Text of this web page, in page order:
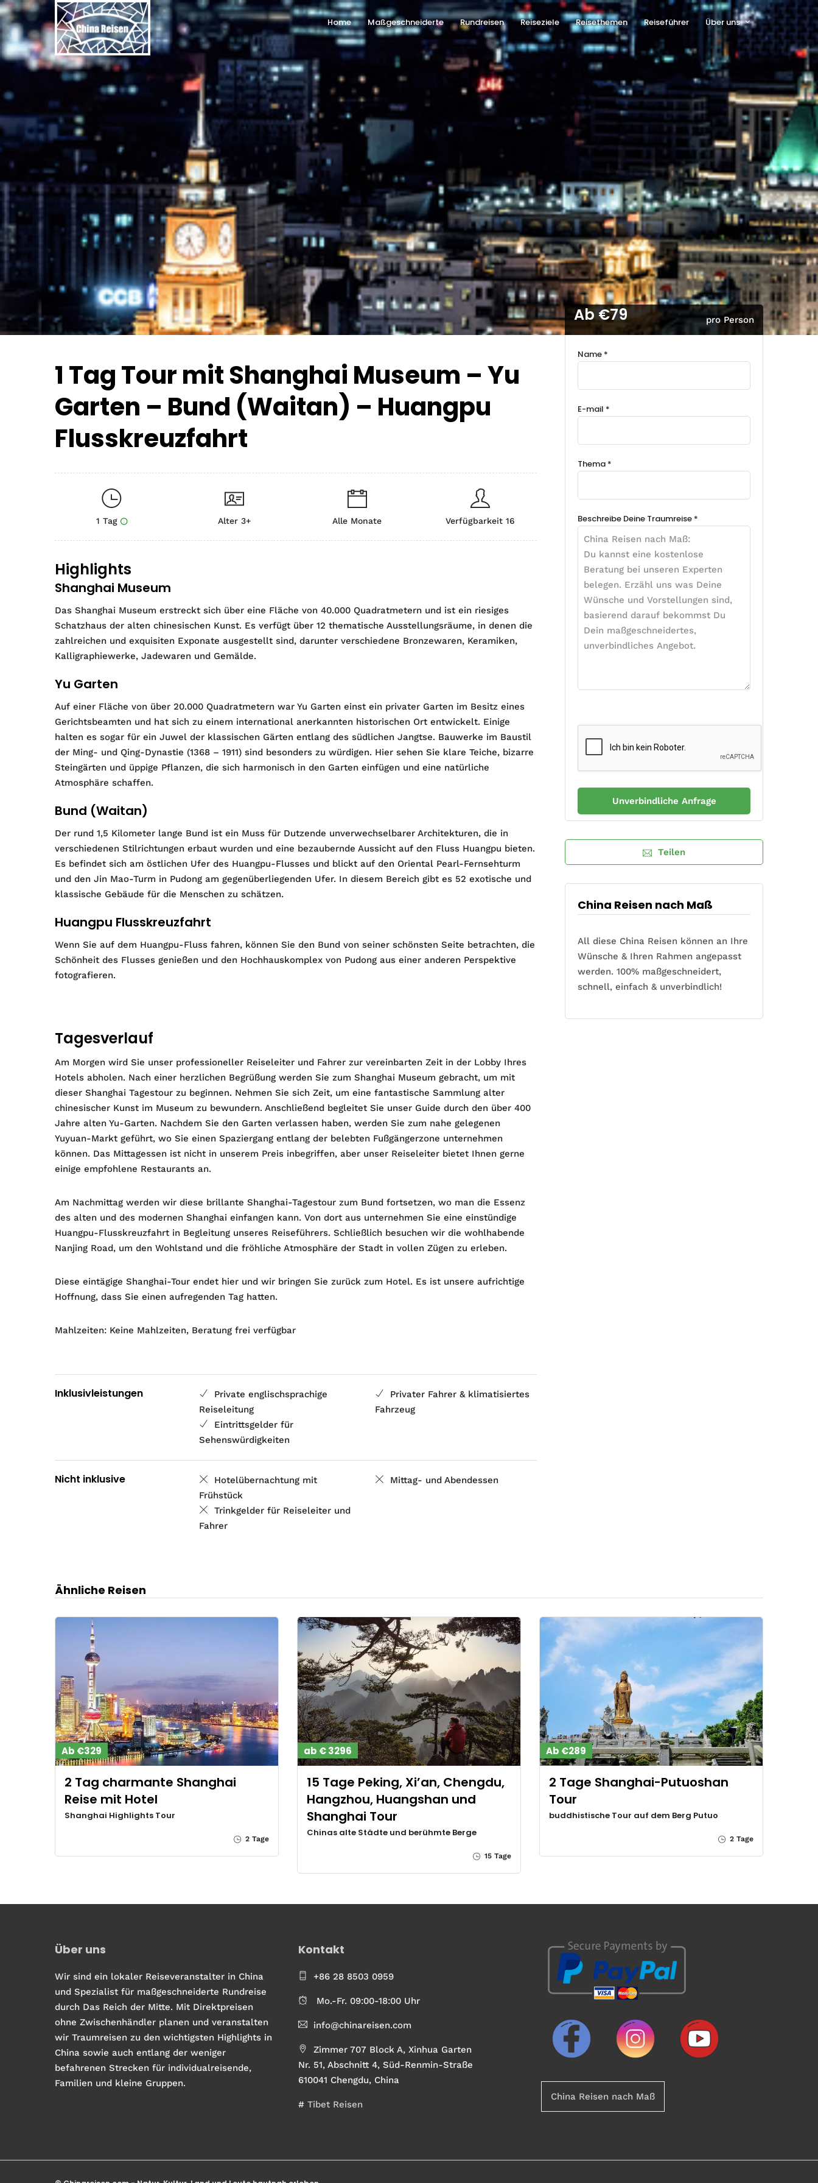
Home Maßgeschneiderte Rundreisen Reiseziele Reisethemen Reiseführer Über uns
Ab €79 pro Person
Name *
E-mail *
Thema *
Beschreibe Deine Traumreise *
Teilen
China Reisen nach Maß
All diese China Reisen können an Ihre
Wünsche & Ihren Rahmen angepasst
werden. 100% maßgeschneidert,
schnell, einfach & unverbindlich!
1 Tag Tour mit Shanghai Museum – Yu
Garten – Bund (Waitan) – Huangpu
Flusskreuzfahrt
1 Tag Alter 3+ Alle Monate Verfügbarkeit 16
Highlights
Shanghai Museum
Das Shanghai Museum erstreckt sich über eine Fläche von 40.000 Quadratmetern und ist ein riesiges
Schatzhaus der alten chinesischen Kunst. Es verfügt über 12 thematische Ausstellungsräume, in denen die
zahlreichen und exquisiten Exponate ausgestellt sind, darunter verschiedene Bronzewaren, Keramiken,
Kalligraphiewerke, Jadewaren und Gemälde.
Yu Garten
Auf einer Fläche von über 20.000 Quadratmetern war Yu Garten einst ein privater Garten im Besitz eines
Gerichtsbeamten und hat sich zu einem international anerkannten historischen Ort entwickelt. Einige
halten es sogar für ein Juwel der klassischen Gärten entlang des südlichen Jangtse. Bauwerke im Baustil
der Ming- und Qing-Dynastie (1368 – 1911) sind besonders zu würdigen. Hier sehen Sie klare Teiche, bizarre
Steingärten und üppige Pflanzen, die sich harmonisch in den Garten einfügen und eine natürliche
Atmosphäre schaffen.
Bund (Waitan)
Der rund 1,5 Kilometer lange Bund ist ein Muss für Dutzende unverwechselbarer Architekturen, die in
verschiedenen Stilrichtungen erbaut wurden und eine bezaubernde Aussicht auf den Fluss Huangpu bieten.
Es befindet sich am östlichen Ufer des Huangpu-Flusses und blickt auf den Oriental Pearl-Fernsehturm
und den Jin Mao-Turm in Pudong am gegenüberliegenden Ufer. In diesem Bereich gibt es 52 exotische und
klassische Gebäude für die Menschen zu schätzen.
Huangpu Flusskreuzfahrt
Wenn Sie auf dem Huangpu-Fluss fahren, können Sie den Bund von seiner schönsten Seite betrachten, die
Schönheit des Flusses genießen und den Hochhauskomplex von Pudong aus einer anderen Perspektive
fotografieren.
Tagesverlauf
Am Morgen wird Sie unser professioneller Reiseleiter und Fahrer zur vereinbarten Zeit in der Lobby Ihres
Hotels abholen. Nach einer herzlichen Begrüßung werden Sie zum Shanghai Museum gebracht, um mit
dieser Shanghai Tagestour zu beginnen. Nehmen Sie sich Zeit, um eine fantastische Sammlung alter
chinesischer Kunst im Museum zu bewundern. Anschließend begleitet Sie unser Guide durch den über 400
Jahre alten Yu-Garten. Nachdem Sie den Garten verlassen haben, werden Sie zum nahe gelegenen
Yuyuan-Markt geführt, wo Sie einen Spaziergang entlang der belebten Fußgängerzone unternehmen
können. Das Mittagessen ist nicht in unserem Preis inbegriffen, aber unser Reiseleiter bietet Ihnen gerne
einige empfohlene Restaurants an.
Am Nachmittag werden wir diese brillante Shanghai-Tagestour zum Bund fortsetzen, wo man die Essenz
des alten und des modernen Shanghai einfangen kann. Von dort aus unternehmen Sie eine einstündige
Huangpu-Flusskreuzfahrt in Begleitung unseres Reiseführers. Schließlich besuchen wir die wohlhabende
Nanjing Road, um den Wohlstand und die fröhliche Atmosphäre der Stadt in vollen Zügen zu erleben.
Diese eintägige Shanghai-Tour endet hier und wir bringen Sie zurück zum Hotel. Es ist unsere aufrichtige
Hoffnung, dass Sie einen aufregenden Tag hatten.
Mahlzeiten: Keine Mahlzeiten, Beratung frei verfügbar
Inklusivleistungen
Private englischsprachige
Reiseleitung
Privater Fahrer & klimatisiertes
Fahrzeug
Eintrittsgelder für
Sehenswürdigkeiten
Nicht inklusive
Hotelübernachtung mit
Frühstück
Mittag- und Abendessen
Trinkgelder für Reiseleiter und
Fahrer
Ähnliche Reisen
Ab €329
2 Tag charmante Shanghai
Reise mit Hotel
Shanghai Highlights Tour
2 Tage
ab € 3296
15 Tage Peking, Xi’an, Chengdu,
Hangzhou, Huangshan und
Shanghai Tour
Chinas alte Städte und berühmte Berge
15 Tage
Ab €289
2 Tage Shanghai-Putuoshan
Tour
buddhistische Tour auf dem Berg Putuo
2 Tage
Über uns
Wir sind ein lokaler Reiseveranstalter in China
und Spezialist für maßgeschneiderte Rundreise
durch Das Reich der Mitte. Mit Direktpreisen
ohne Zwischenhändler planen und veranstalten
wir Traumreisen zu den wichtigsten Highlights in
China sowie auch entlang der weniger
befahrenen Strecken für individualreisende,
Familien und kleine Gruppen.
Kontakt
+86 28 8503 0959
Mo.-Fr. 09:00-18:00 Uhr
info@chinareisen.com
Zimmer 707 Block A, Xinhua Garten
Nr. 51, Abschnitt 4, Süd-Renmin-Straße
610041 Chengdu, China
# Tibet Reisen
China Reisen nach Maß